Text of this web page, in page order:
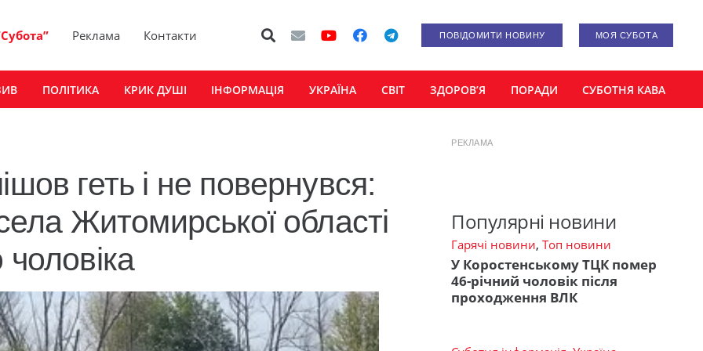
Реклама Контакти ПОВІДОМИТИ НОВИНУ МОЯ СУБОТА
ПОЛІТИКА КРИК ДУШІ ІНФОРМАЦІЯ УКРАЇНА СВІТ ЗДОРОВ’Я ПОРАДИ СУБОТНЯ КАВА
геть і не повернувся:
Житомирської області
РЕКЛАМА
Популярні новини
Гарячі новини, Топ новини
У Коростенському ТЦК помер
46-річний чоловік після
проходження ВЛК